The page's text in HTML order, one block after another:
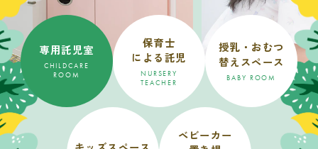
専用託児室
CHILDCARE
ROOM
保育士
による託児
NURSERY
TEACHER
授乳・おむつ
替えスペース
BABY ROOM
ベビーカー